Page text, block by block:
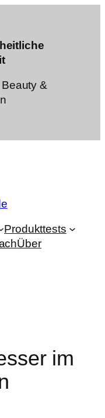
&
Produkttests
Über
im